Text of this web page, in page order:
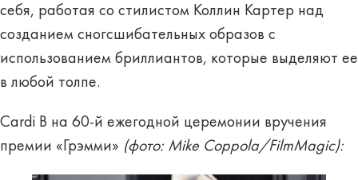
себя, работая со стилистом Коллин Картер над
созданием сногсшибательных образов с
использованием бриллиантов, которые выделяют ее
в любой толпе.
Cardi B на 60-й ежегодной церемонии вручения
премии «Грэмми» (фото: Mike Coppola/FilmMagic):